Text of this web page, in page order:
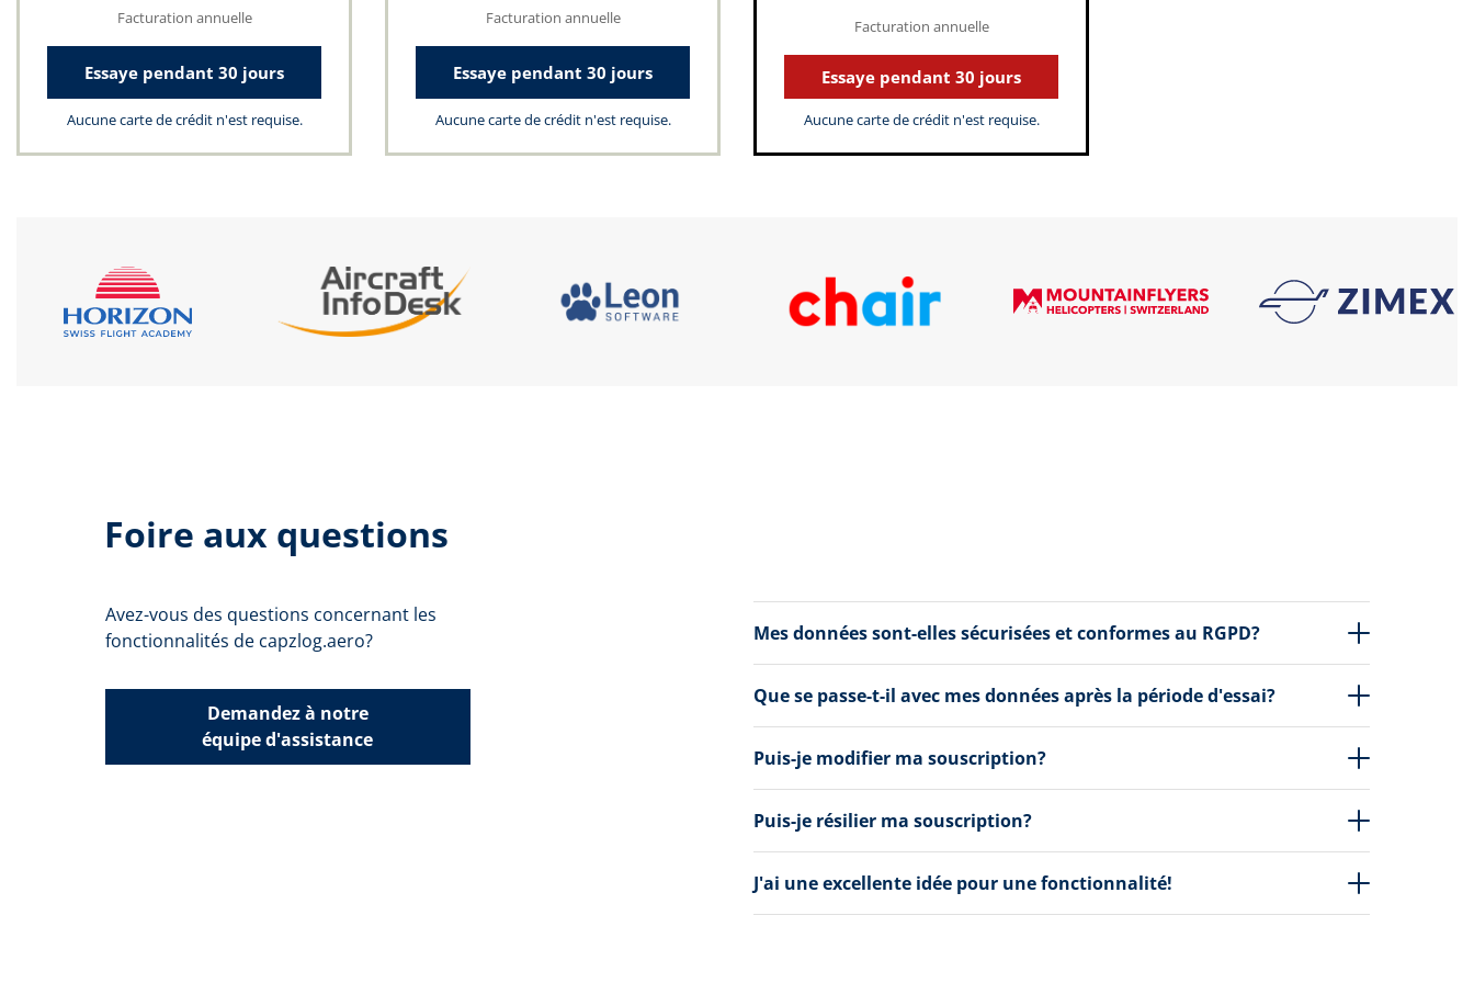
Facturation annuelle
Essaye pendant 30 jours
Aucune carte de crédit n'est requise.
Facturation annuelle
Essaye pendant 30 jours
Aucune carte de crédit n'est requise.
Facturation annuelle
Essaye pendant 30 jours
Aucune carte de crédit n'est requise.
Foire aux questions
Avez-vous des questions concernant les
fonctionnalités de capzlog.aero?
Demandez à notre
équipe d'assistance
Mes données sont-elles sécurisées et conformes au RGPD?
Que se passe-t-il avec mes données après la période d'essai?
Puis-je modifier ma souscription?
Puis-je résilier ma souscription?
J'ai une excellente idée pour une fonctionnalité!